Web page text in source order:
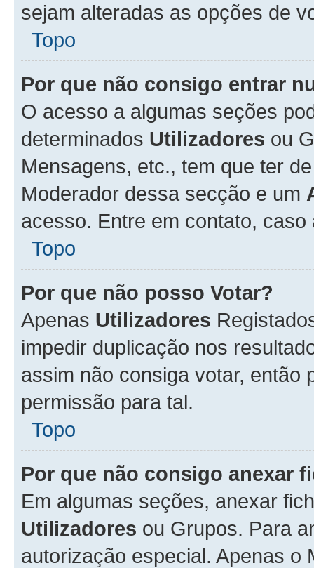
sejam alteradas as opções de
Topo
Por que não consigo entrar
O acesso a algumas seções
determinados Utilizadores ou
Mensagens, etc., tem que ter
Moderador dessa secção e um
acesso. Entre em contato,
Topo
Por que não posso Votar?
Apenas Utilizadores
impedir duplicação nos
assim não consiga votar, então
permissão para tal.
Topo
Por que não consigo anexar
Em algumas seções, anexar
Utilizadores ou Grupos. Para
autorização especial. Apenas o